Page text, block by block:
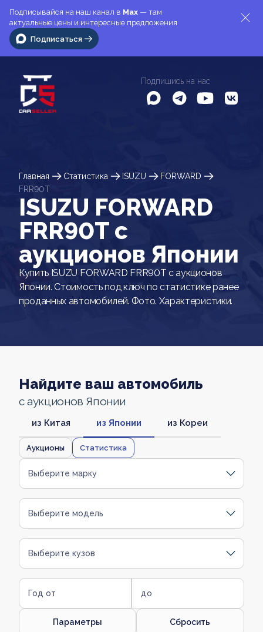
Подписывайся на наш канал в Max — там
актуальные цены и интересные предложения
Подписаться
Подпишись на нас
Главная Статистика ISUZU
FORWARD
FRR90T
ISUZU FORWARD
FRR90T c
аукционов Японии
Купить ISUZU FORWARD FRR90T с аукционов
Японии. Стоимость под ключ по статистике ранее
проданных автомобилей. Фото. Характеристики.
Найдите ваш автомобиль
с аукционов Японии
из Китая из Японии из Кореи
Аукционы Статистика
Выберите марку
Выберите модель
Выберите кузов
Год от до
Параметры Сбросить